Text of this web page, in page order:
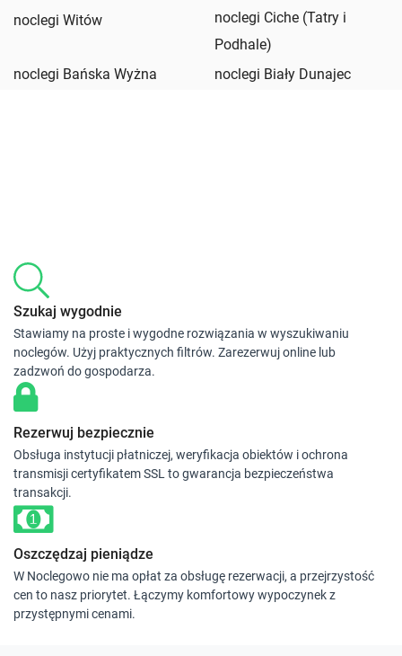
noclegi Witów
noclegi Ciche (Tatry i
Podhale)
noclegi Bańska Wyżna
noclegi Biały Dunajec
Szukaj wygodnie
Stawiamy na proste i wygodne rozwiązania w wyszukiwaniu
noclegów. Użyj praktycznych filtrów. Zarezerwuj online lub
zadzwoń do gospodarza.
Rezerwuj bezpiecznie
Obsługa instytucji płatniczej, weryfikacja obiektów i ochrona
transmisji certyfikatem SSL to gwarancja bezpieczeństwa
transakcji.
Oszczędzaj pieniądze
W Noclegowo nie ma opłat za obsługę rezerwacji, a przejrzystość
cen to nasz priorytet. Łączymy komfortowy wypoczynek z
przystępnymi cenami.